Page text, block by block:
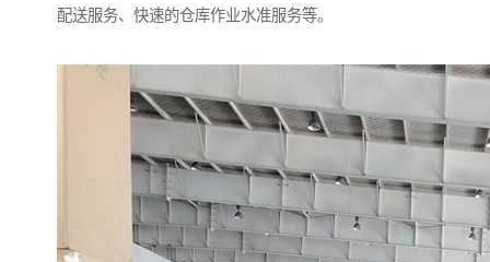
配送服务、快速的仓库作业水准服务等。